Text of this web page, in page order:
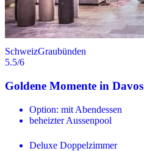
SchweizGraubünden
5.5/6
Goldene Momente in Davos
Option: mit Abendessen
beheizter Aussenpool
Deluxe Doppelzimmer